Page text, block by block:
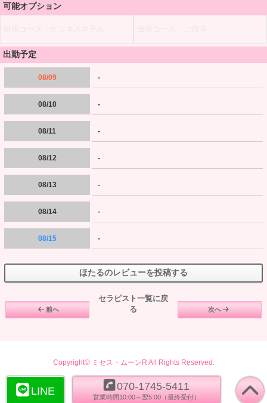
可能オプション
出勤予定
08/09 -
08/10 -
08/11 -
08/12 -
08/13 -
08/14 -
08/15 -
ほたるのレビューを投稿する
前へ
セラピスト一覧に戻
る
次へ
Copyright© ミセス・ムーンR All Rights Reserved.
LINE 070-1745-5411
営業時間10:00～翌5:00（最終受付）